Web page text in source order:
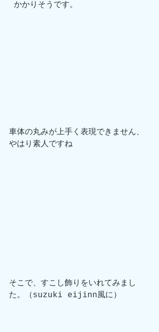
かかりそうです。
車体の丸みが上手く表現できません、
やはり素人ですね
そこで、すこし飾りをいれてみまし
た。（suzuki eijinn風に）